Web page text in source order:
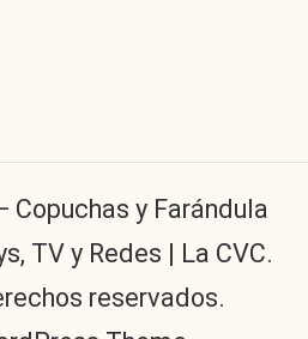
Copuchas y Farándula
TV y Redes | La CVC.
reservados.